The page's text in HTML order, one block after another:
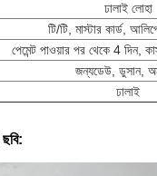
ঢালাই লোহা
টি/টি, মাস্টার কার্ড,
পেমেন্ট পাওয়ার পর থেকে 4 দিন,
জন্যডেউ, ডুসান,
ঢালাই
ছবি: